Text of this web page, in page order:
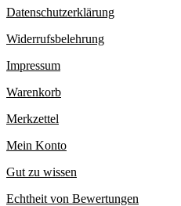
Datenschutzerklärung
Widerrufsbelehrung
Impressum
Warenkorb
Merkzettel
Mein Konto
Gut zu wissen
Echtheit von Bewertungen